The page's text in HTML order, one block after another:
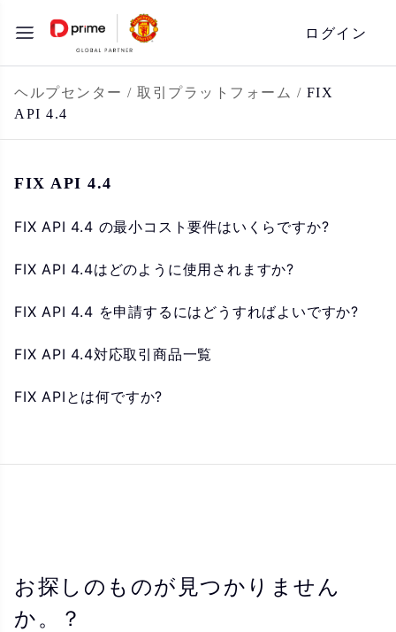
ン
テ
ン
ツ
へ
ッ
ログイン
ヘルプセンター / 取引プラットフォーム / FIX
API 4.4
FIX API 4.4
FIX API 4.4 の最小コスト要件はいくらですか?
FIX API 4.4はどのように使用されますか?
FIX API 4.4 を申請するにはどうすればよいですか?
FIX API 4.4対応取引商品一覧
FIX APIとは何ですか?
お探しのものが見つかりません
か。？